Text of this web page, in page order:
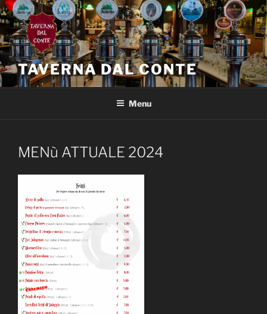
Salta
al
contenuto
TAVERNA DAL CONTE
Menu
MENù ATTUALE 2024